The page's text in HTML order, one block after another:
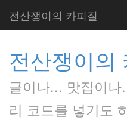
전산쟁이의 카피질
전산쟁이의
글이나... 맛집이
리 코드를 넣기도